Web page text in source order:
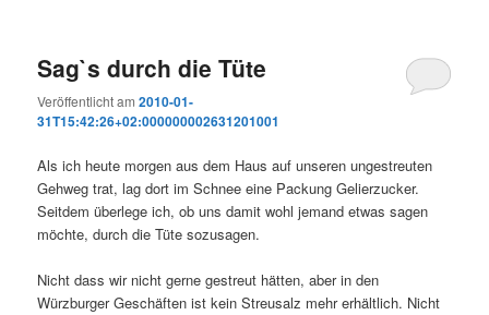
Sag`s durch die Tüte
Veröffentlicht am2010-01-
31T15:42:26+02:000000002631201001
Als ich heute morgen aus dem Haus auf unseren ungestreuten
Gehweg trat, lag dort im Schnee eine Packung Gelierzucker.
Seitdem überlege ich, ob uns damit wohl jemand etwas sagen
möchte, durch die Tüte sozusagen.
Nicht dass wir nicht gerne gestreut hätten, aber in den
Würzburger Geschäften ist kein Streusalz mehr erhältlich. Nicht